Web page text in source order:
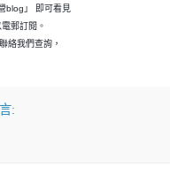
blog」 即可看見
郵訂閱。
我們查詢，
: